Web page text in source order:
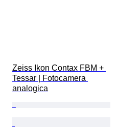
Zeiss Ikon Contax FBM +
Tessar | Fotocamera
analogica